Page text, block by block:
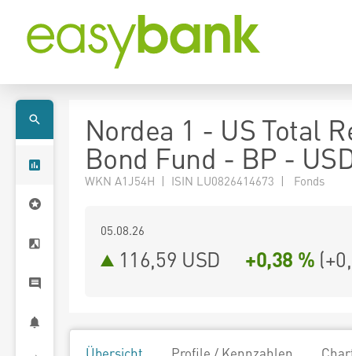
Nordea 1 - US Total
Bond Fund - BP -
WKN A1J54H | ISIN LU0826414673 | Fonds
05.08.26
116,59 USD +0,38 % (